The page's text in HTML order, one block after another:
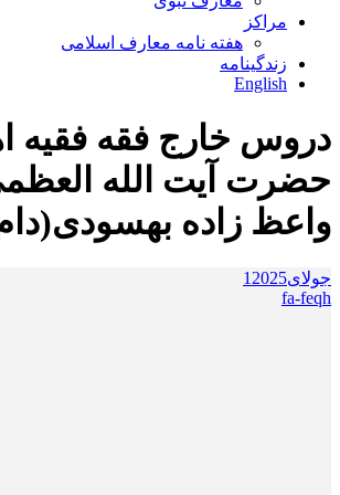
مراکز
هفته نامه معارف اسلامی
زندگینامه
English
دروس خارج فقه فقیه
حضرت آیت الله
واعظ زاده
جولای 1 2025
fa-feqh